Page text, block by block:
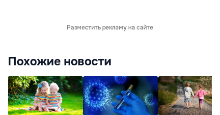
Разместить рекламу на сайте
Похожие новости